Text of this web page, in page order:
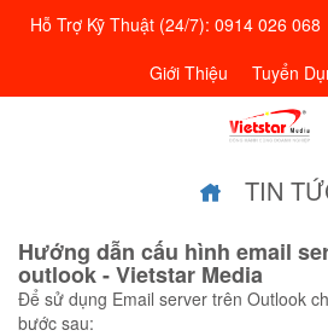
Hỗ Trợ Kỹ Thuật (24/7): 0914 026 068
Giới Thiệu
Tuyển
TIN
Hướng dẫn cấu hình email
outlook - Vietstar Media
Để sử dụng Email server trên Outlook
bước sau: